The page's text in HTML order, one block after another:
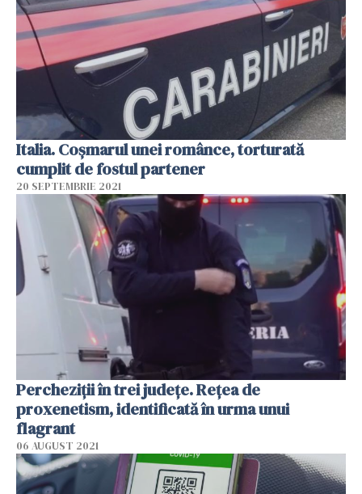
Italia. Coșmarul unei românce, torturată
cumplit de fostul partener
20 SEPTEMBRIE 2021
Percheziţii în trei judeţe. Reţea de
proxenetism, identificată în urma unui
flagrant
06 AUGUST 2021